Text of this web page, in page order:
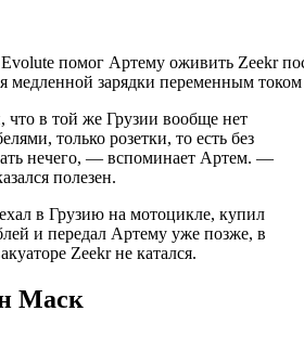
помог Артему оживить Zeekr
медленной зарядки переменным током
в той же Грузии вообще нет
только розетки, то есть без
нечего, — вспоминает Артем. —
полезен.
в Грузию на мотоцикле, купил
и передал Артему уже позже, в
Zeekr не катался.
Маск